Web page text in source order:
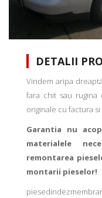
DETALII
Vindem aripa
fara chit sau rugina
originale cu factura si
Garantia nu
materialele
remontarea
montarii pieselor!